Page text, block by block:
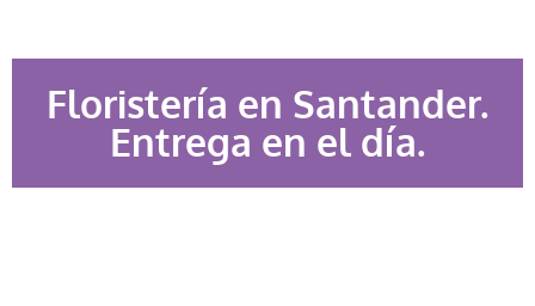
Floristería en Santander.
Entrega en el día.